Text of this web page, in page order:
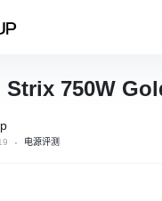
Strix 750W
电源评测